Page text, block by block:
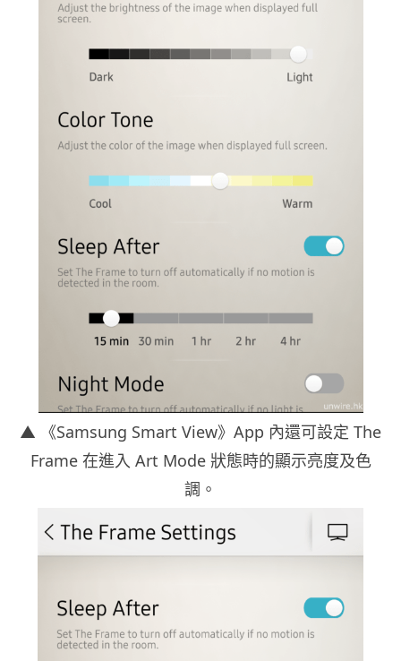
▲ 《Samsung Smart View》App 內還可設定 The
Frame 在進入 Art Mode 狀態時的顯示亮度及色
調。